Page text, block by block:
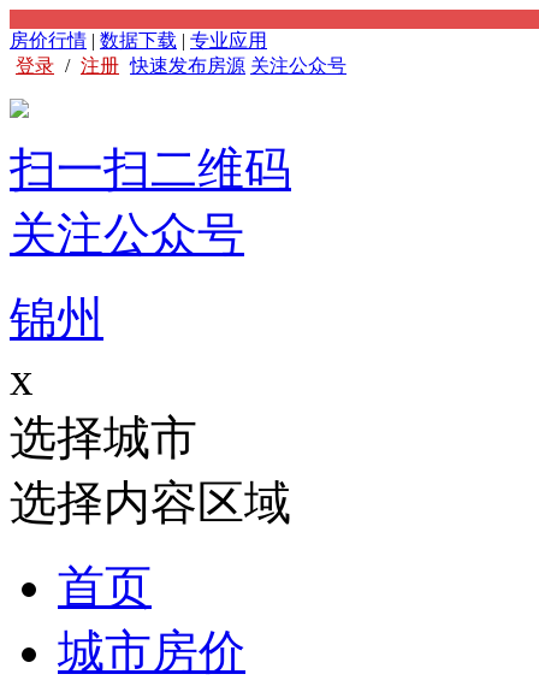
房价行情 | 数据下载 | 专业应用
登录 / 注册 快速发布房源 关注公众号
扫一扫二维码
关注公众号
锦州
x
选择城市
选择内容区域
首页
城市房价